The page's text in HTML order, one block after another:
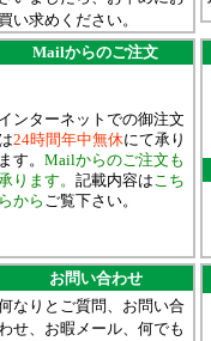
買い求めください。
Mailからのご注文
インターネットでの御注文
は24時間年中無休にて承り
ます。 Mailからのご注文も
ります。 記載内容はこち
らから ご覧下さい。
お問い合わせ
なりとご質問、お問い合
せ、お暇メール、何でも